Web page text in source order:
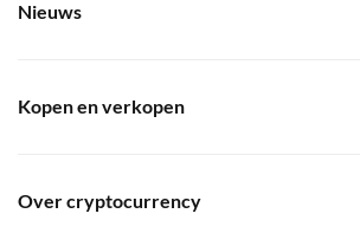
Nieuws
Kopen en verkopen
Over cryptocurrency